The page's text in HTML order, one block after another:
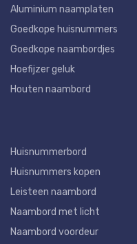
Aluminium naamplaten
Goedkope huisnummers
Goedkope naambordjes
Hoefijzer geluk
Houten naambord
Huisnummerbord
Huisnummers kopen
Leisteen naambord
Naambord met licht
Naambord voordeur